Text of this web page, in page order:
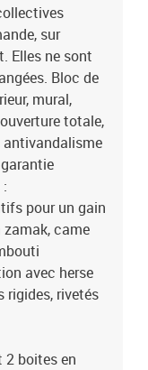
fermé durant le
par une
par La Poste.
postal est à
de rénovation, il suffit
sur le bloc
Poste différents,
du facteur.
sur
Elles ne sont
Bloc de
mural,
totale,
antivandalisme
pour un gain
zamak, came
avec herse
rigides, rivetés
2 boites en